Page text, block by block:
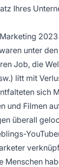
Ihres
unter
Job, die
litt mit
sich
und Filmen
überall
Menschen